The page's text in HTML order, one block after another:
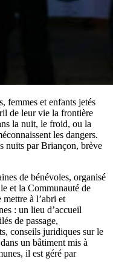
femmes et enfants jetés
de leur vie la frontière
la nuit, le froid, ou la
les dangers.
nuits par Briançon, brève
de bénévoles, organisé
et la Communauté de
à l’abri et
: un lieu d’accueil
de passage,
conseils juridiques sur le
un bâtiment mis à
il est géré par